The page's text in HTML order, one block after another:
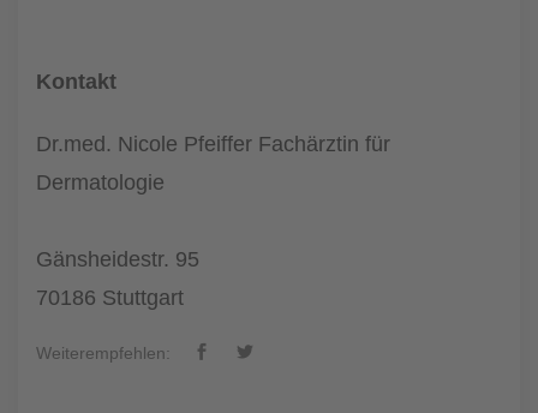
Kontakt
Dr.med. Nicole Pfeiffer Fachärztin für
Dermatologie
Gänsheidestr. 95
70186 Stuttgart
Weiterempfehlen: